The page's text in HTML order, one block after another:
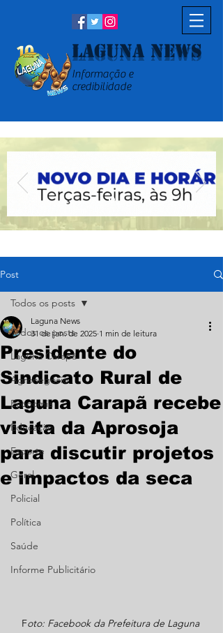
Laguna News
Informação e
credibilidade
Post
Todos os posts
Laguna Carapã
Agronegócio
Economia
Educação
Esporte
Geral
Policial
Política
Saúde
Informe Publicitário
Todos os posts
Presidente do
Sindicato Rural de
Laguna Carapã recebe
visita da Aprosoja
para discutir projetos
e impactos da seca
Laguna News
31 de jan. de 2025 1 min de leitura
Foto: Facebook da Prefeitura de Laguna